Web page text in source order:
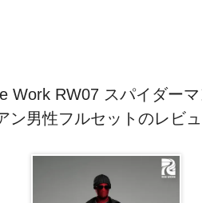
Work RW07 スパイダー
ン男性フルセットのレビ